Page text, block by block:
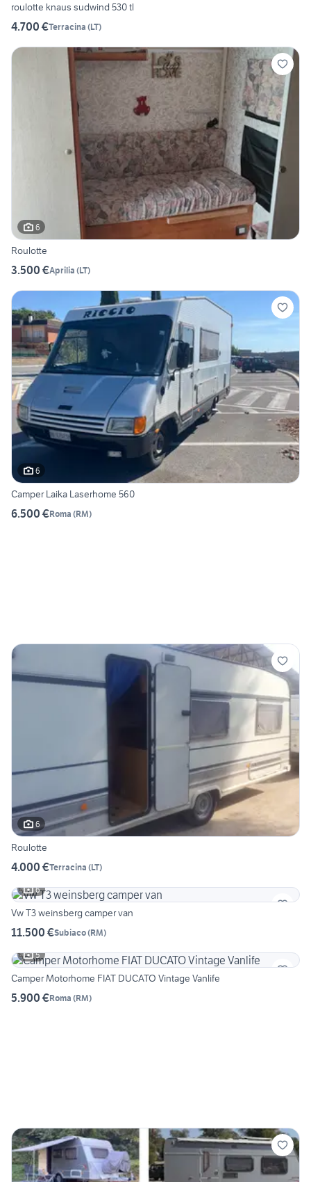
roulotte knaus sudwind 530 tl
4.700 €Terracina (LT)
6
Roulotte
3.500 €Aprilia (LT)
6
Camper Laika Laserhome 560
6.500 €Roma (RM)
6
Roulotte
4.000 €Terracina (LT)
6
Vw T3 weinsberg camper van
11.500 €Subiaco(RM)
5
Camper Motorhome FIAT DUCATO Vintage Vanlife
5.900 €Roma (RM)